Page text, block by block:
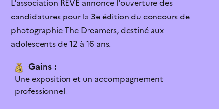
structures culturelles...
Je ne connaissais pas cette aide
Le contenu est explicite
Je sais qui contacter
L'association RÊVE annonce l'ouverture des
candidatures pour la 3e édition du concours de
photographie The Dreamers, destiné aux
adolescents de 12 à 16 ans.
Gains :
Une exposition et un accompagnement
professionnel.